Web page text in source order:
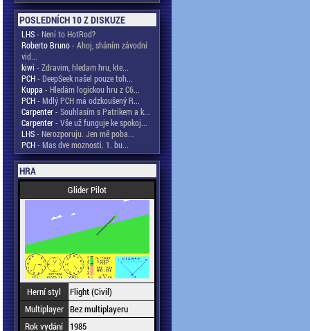
POSLEDNÍCH 10 Z DISKUZE
LHS- Není to HotRod?
Roberto Bruno- Ahoj, sháním závodní
vid...
kiwi - Zdravim, hledam hru, kte...
PCH- DeepSeek našel pouze toh...
Kuppa - Hledám logickou hru z C6...
PCH- Mdlý PCH má odzkoušený R...
Carpenter- Souhlasím s Patrikem a k...
Carpenter- Vše už funguje ke spokoj...
LHS- Nerozporuju. Jen mě poba...
PCH- Mas dve moznosti. 1. bu...
HRA
Glider Pilot
Herní styl
Flight (Civil)
Multiplayer Bez multiplayeru
Rok vydání
1985